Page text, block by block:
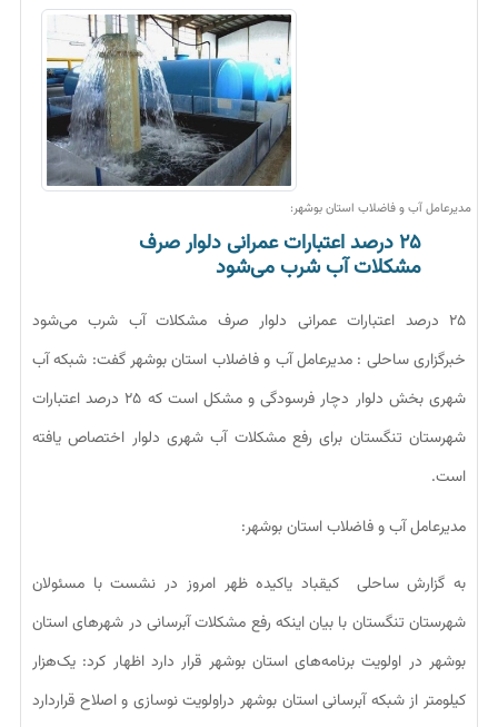
مدیرعامل آب و فاضلاب استان بوشهر:
۲۵ درصد اعتبارات عمرانی دلوار صرف
مشکلات آب شرب می‌شود
۲۵ درصد اعتبارات عمرانی دلوار صرف مشکلات آب شرب می‌شود
خبرگزاری ساحلی : مدیرعامل آب و فاضلاب استان بوشهر گفت: شبکه آب
شهری بخش دلوار دچار فرسودگی و مشکل است که ۲۵ درصد اعتبارات
شهرستان تنگستان برای رفع مشکلات آب شهری دلوار اختصاص یافته
است.
مدیرعامل آب و فاضلاب استان بوشهر:
به گزارش ساحلی کیقباد یاکیده ظهر امروز در نشست با مسئولان
شهرستان تنگستان با بیان اینکه رفع مشکلات آبرسانی در شهرهای استان
بوشهر در اولویت برنامه‌های استان بوشهر قرار دارد اظهار کرد: یک‌هزار
کیلومتر از شبکه آبرسانی استان بوشهر دراولویت نوسازی و اصلاح قراردارد